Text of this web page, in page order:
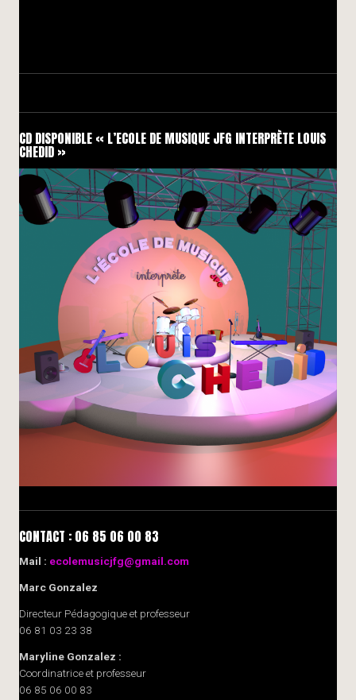
CD DISPONIBLE « L’ECOLE DE MUSIQUE JFG INTERPRÈTE LOUIS
CHEDID »
CONTACT : 06 85 06 00 83
Mail : ecolemusicjfg@gmail.com
Marc Gonzalez
Directeur Pédagogique et professeur
06 81 03 23 38
Maryline Gonzalez :
Coordinatrice et professeur
06 85 06 00 83